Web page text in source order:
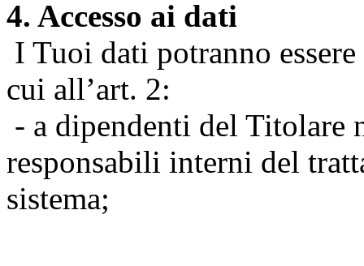
4. Accesso ai dati
I Tuoi dati potranno
cui all’art. 2:
- a dipendenti del Titolare
responsabili interni del
sistema;